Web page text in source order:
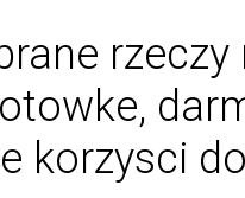
korzysci